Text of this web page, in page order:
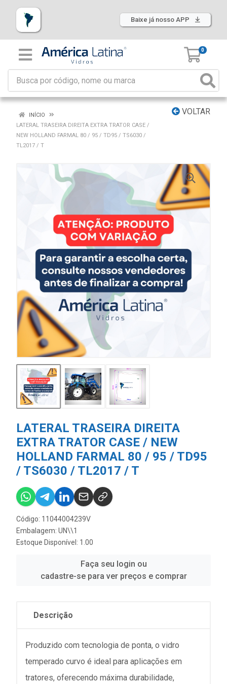
Baixe já nosso APP
0
VOLTAR
INÍCIO
LATERAL TRASEIRA DIREITA EXTRA TRATOR CASE /
NEW HOLLAND FARMAL 80 / 95 / TD95 / TS6030 /
TL2017 / T
LATERAL TRASEIRA DIREITA
EXTRA TRATOR CASE / NEW
HOLLAND FARMAL 80 / 95 / TD95
/ TS6030 / TL2017 / T
Código: 11044004239V
Embalagem: UN\\1
Estoque Disponível: 1.00
Faça seu login ou
cadastre-se para ver preços e comprar
Descrição
Produzido com tecnologia de ponta, o vidro
temperado curvo é ideal para aplicações em
tratores, oferecendo máxima durabilidade,